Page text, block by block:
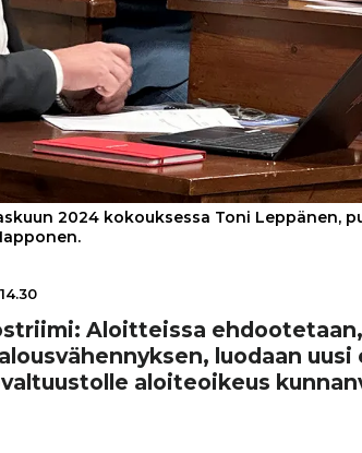
2024 kokouksessa Toni Leppänen,
Aloit­teissa
luodaan uusi
aloi­te­oi­keus